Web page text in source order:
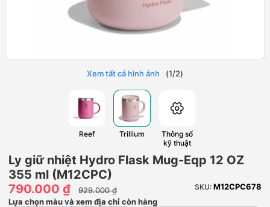
Xem tất cả hình ảnh (1/2)
Reef Trillium
Thông số
kỹ thuật
Ly giữ nhiệt Hydro Flask Mug-Eqp 12 OZ
355 ml (M12CPC)
790.000 ₫
929.000 ₫ SKU: M12CPC678
Lựa chọn màu và xem địa chỉ còn hàng